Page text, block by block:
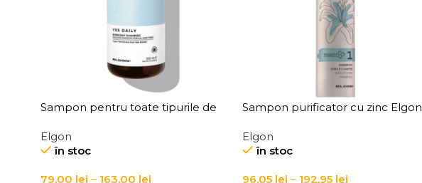
Sampon pentru toate tipurile de
Shampoo
Elgon
în stoc
79,00 lei – 163,00 lei
Sampon purificator cu zinc Elgon
Elgon
în stoc
96,05 lei – 192,95 lei